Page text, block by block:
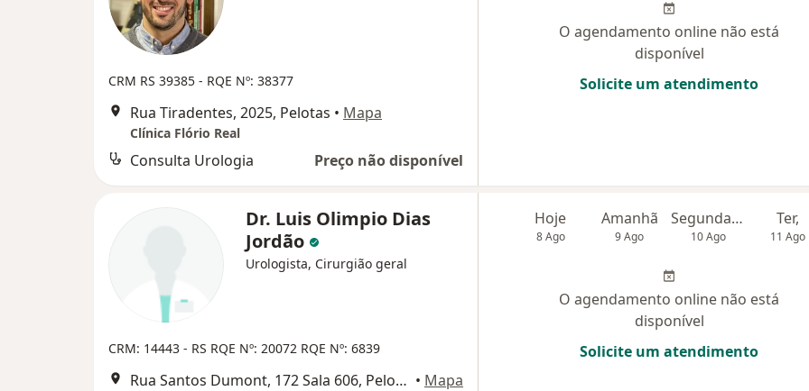
CRM RS 39385 - RQE Nº: 38377
Rua Tiradentes, 2025, Pelotas • Mapa
Clínica Flório Real
Consulta Urologia Preço não disponível
O agendamento online não está
disponível
Solicite um atendimento
Dr. Luis Olimpio Dias
Jordão
Urologista, Cirurgião geral
CRM: 14443 - RS RQE Nº: 20072 RQE Nº: 6839
Rua Santos Dumont, 172 Sala 606, Pelotas • Mapa
Hoje
8 Ago
Amanhã
9 Ago
Segunda-feira
10 Ago
Ter,
11 Ago
O agendamento online não está
disponível
Solicite um atendimento